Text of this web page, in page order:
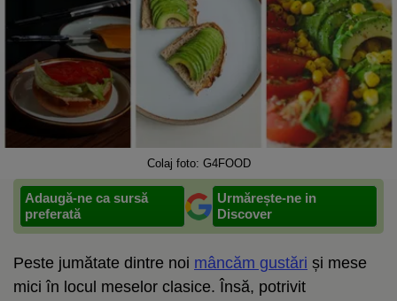
Colaj foto: G4FOOD
Adaugă-ne ca sursă
preferată
Urmărește-ne in
Discover
Peste jumătate dintre noi mâncăm gustări și mese
mici în locul meselor clasice. Însă, potrivit